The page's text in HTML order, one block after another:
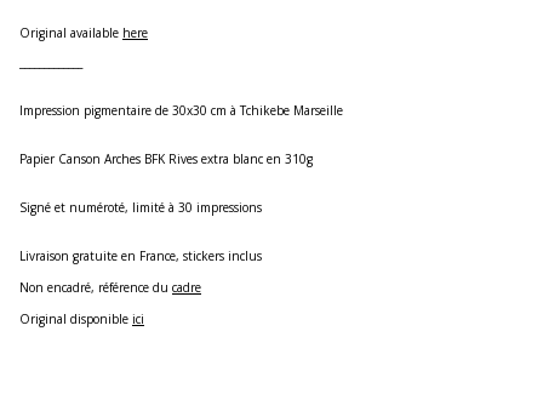
Original available here
Impression pigmentaire de 30x30 cm à Tchikebe Marseille
Papier Canson Arches BFK Rives extra blanc en 310g
Signé et numéroté, limité à 30 impressions
Livraison gratuite en France, stickers inclus
Non encadré, référence du cadre
Original disponible ici